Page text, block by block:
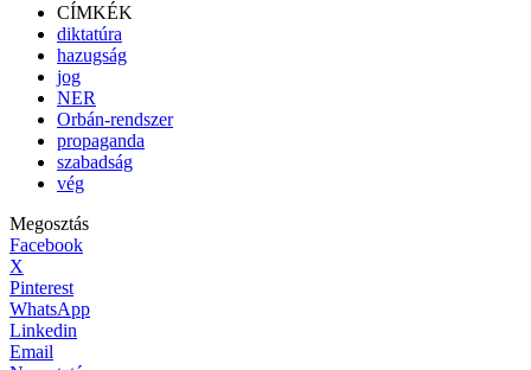
CÍMKÉK
diktatúra
hazugság
jog
NER
Orbán-rendszer
propaganda
szabadság
vég
Megosztás
Facebook
X
Pinterest
WhatsApp
Linkedin
Email